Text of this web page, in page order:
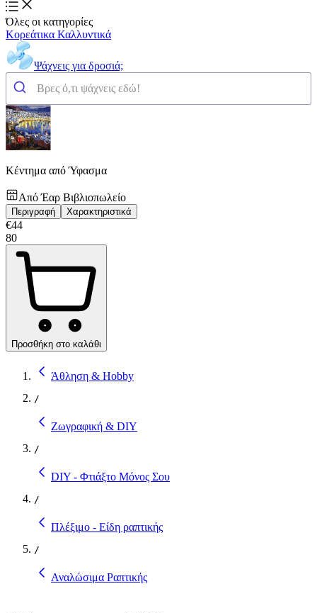
Όλες οι κατηγορίες
Κορεάτικα Καλλυντικά
Ψάχνεις για δροσιά;
Κέντημα από Ύφασμα
Από Έαρ Βιβλιοπωλείο
Περιγραφή Χαρακτηριστικά
€44
80
Προσθήκη στο καλάθι
Άθληση & Hobby
/
Ζωγραφική & DIY
/
DIY - Φτιάξτο Μόνος Σου
/
Πλέξιμο - Είδη ραπτικής
/
Αναλώσιμα Ραπτικής